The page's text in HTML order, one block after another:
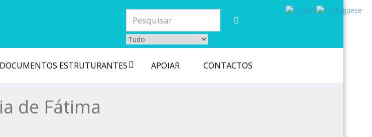
DOCUMENTOS ESTRUTURANTES APOIAR CONTACTOS
de Fátima